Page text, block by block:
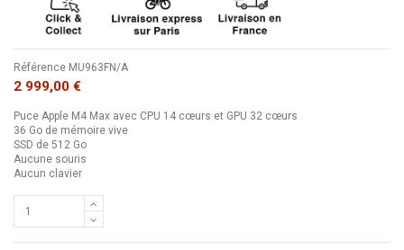
Référence MU963FN/A
2 999,00 €
Puce Apple M4 Max avec CPU 14 cœurs et GPU 32 cœurs
36 Go de mémoire vive
SSD de 512 Go
Aucune souris
Aucun clavier